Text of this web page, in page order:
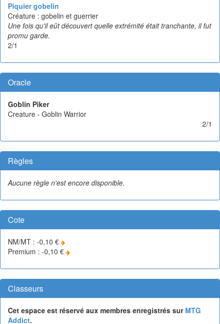
Piquier gobelin
Créature : gobelin et guerrier
Une fois qu'il eût découvert quelle extrémité était tranchante, il fut
promu garde.
2/1
Oracle
Goblin Piker
Creature - Goblin Warrior
2/1
Règles
Aucune règle n'est encore disponible.
Cote
NM/MT : -0,10 €
Premium : -0,10 €
Classeurs
Cet espace est réservé aux membres enregistrés sur MTG
Addict.